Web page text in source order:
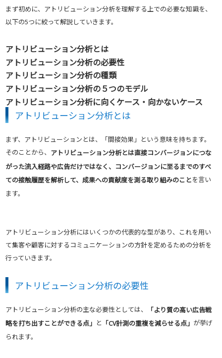
まず初めに、アトリビューション分析を理解する上での必要な知識を、
以下の5つに絞って解説していきます。
アトリビューション分析とは
アトリビューション分析の必要性
アトリビューション分析の種類
アトリビューション分析の５つのモデル
アトリビューション分析に向くケース・向かないケース
アトリビューション分析とは
まず、アトリビューションとは、「間接効果」という意味を持ちます。
そのことから、 アトリビューション分析とは直接コンバージョンにつな
がった流入経路や広告だけではなく、コンバージョンに至るまでのすべ
ての接触履歴を解析して、成果への貢献度を測る取り組みのことを言い
ます。
アトリビューション分析にはいくつかの代表的な型があり、これを用い
て集客や顧客に対するコミュニケーションの方針を定めるための分析を
行っていきます。
アトリビューション分析の必要性
アトリビューション分析の主な必要性としては、
「より質の高い広告戦
略を打ち出すことができる点」 と 「CV計測の重複を減らせる点」 が挙げ
られます。